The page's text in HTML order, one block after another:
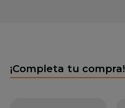
¡Completa tu compra!